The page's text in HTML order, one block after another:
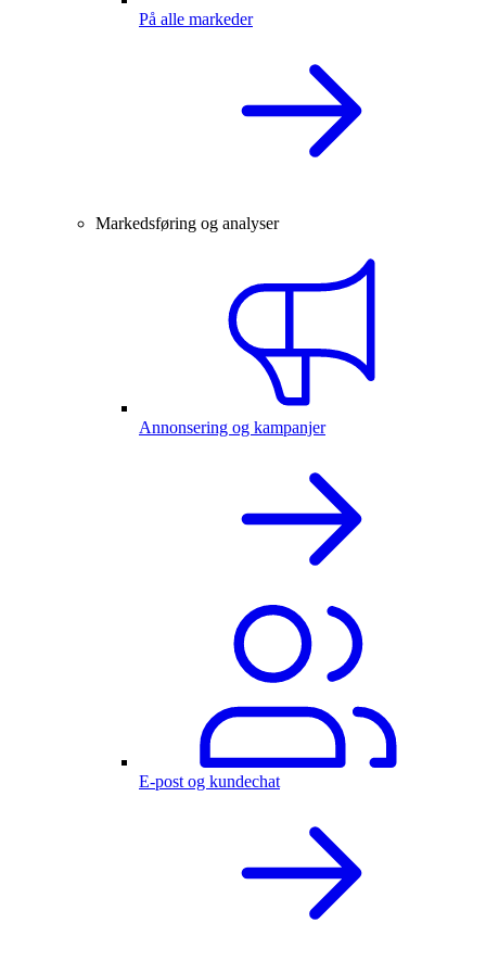
På alle markeder
Markedsføring og analyser
Annonsering og kampanjer
E-post og kundechat